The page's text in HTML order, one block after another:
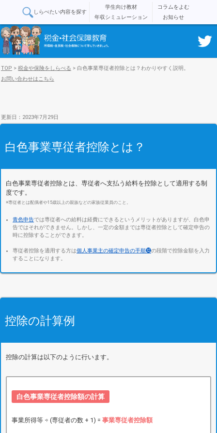
しらべたい内容を探す
学生向け教材
コラムをよむ
年収シミュレーション
お知らせ
TOP > 税金や保険をしらべる > 白色事業専従者控除とは？わかりやすく説明。
お問い合わせはこちら
更新日：2023年7月29日
白色事業専従者控除とは？
白色事業専従者控除とは、専従者へ支払う給料を控除として適用する制
度です。
※専従者とは配偶者や15歳以上の親族などの家族従業員のこと。
青色申告では専従者への給料は経費にできるというメリットがありますが、白色申
告ではそれができません。しかし、一定の金額までは専従者控除として確定申告の
時に控除することができます。
専従者控除を適用する方は個人事業主の確定申告の手順⓬の段階で控除金額を入力
することになります。
控除の計算例
控除の計算は以下のように行います。
白色事業専従者控除額の計算
事業所得等 ÷ (専従者の数 + 1) = 事業専従者控除額